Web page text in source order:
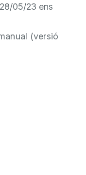
05/23 ens
(versió